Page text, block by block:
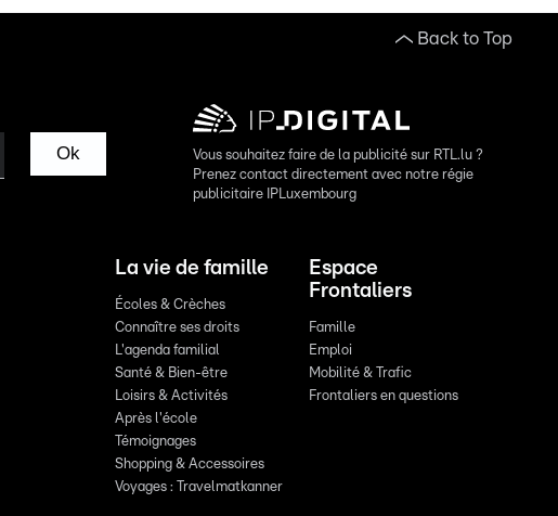
Back to Top
Ok
Vous souhaitez faire de la publicité sur RTL.lu ?
Prenez contact directement avec notre régie
publicitaire IPLuxembourg
La vie de famille
Écoles & Crèches
Connaître ses droits
L'agenda familial
Santé & Bien-être
Loisirs & Activités
Après l'école
Témoignages
Shopping & Accessoires
Voyages : Travelmatkanner
Espace
Frontaliers
Famille
Emploi
Mobilité & Trafic
Frontaliers en questions